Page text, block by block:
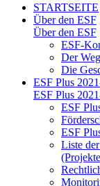
STARTSEITE
Über den ESF
Über den ESF
ESF-
Der
Die
ESF Plus
ESF Plus
ESF
ESF
Lis­te